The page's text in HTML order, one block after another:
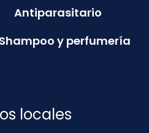
Antiparasitario
Shampoo y perfumería
locales